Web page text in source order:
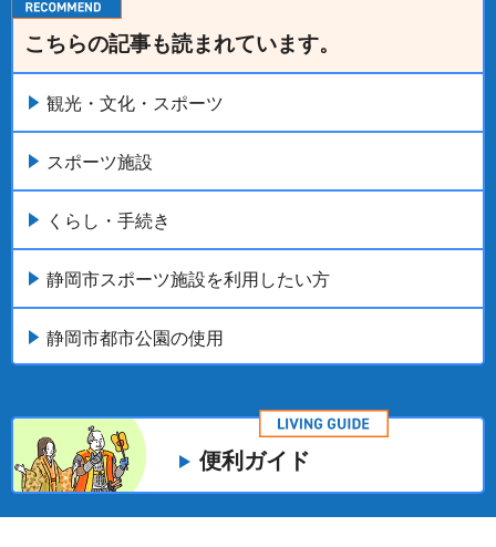
こちらの記事も読まれています。
観光・文化・スポーツ
スポーツ施設
くらし・手続き
静岡市スポーツ施設を利用したい方
静岡市都市公園の使用
便利ガイド